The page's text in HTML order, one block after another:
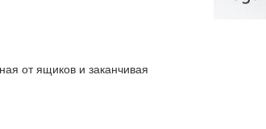
от ящиков и заканчивая